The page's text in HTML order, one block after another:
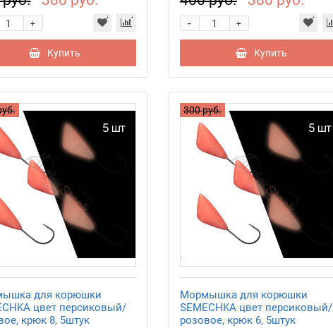
+
Купить
+
-
Купить
для корюшки
цвет персиковый/
крюк 8, 5штук
300 руб.
Мормышка для корюшки
SEMECHKA цвет персиковый/
розовое, крюк 6, 5штук